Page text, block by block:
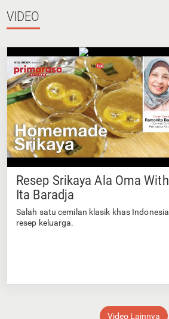
VIDEO
Resep Srikaya Ala Oma With
Ita Baradja
Salah satu cemilan klasik khas Indonesia
resep keluarga.
Video Lainnya